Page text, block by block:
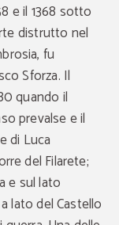
e il 1368 sotto
distrutto nel
fu
Sforza. Il
quando il
prevalse e il
di Luca
del Filarete;
e sul lato
lato del Castello